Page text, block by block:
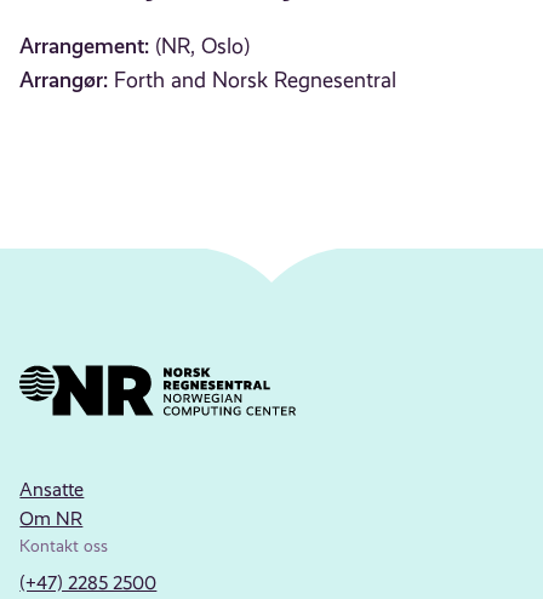
Arrangement: (NR, Oslo)
Arrangør: Forth and Norsk Regnesentral
Ansatte
Om NR
Kontakt oss
(+47) 2285 2500